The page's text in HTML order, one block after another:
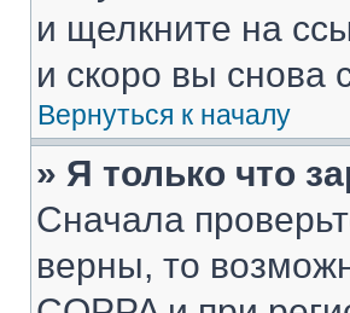
и щелкните на
и скоро вы снова
Вернуться к началу
» Я только что
Сначала
верны, то